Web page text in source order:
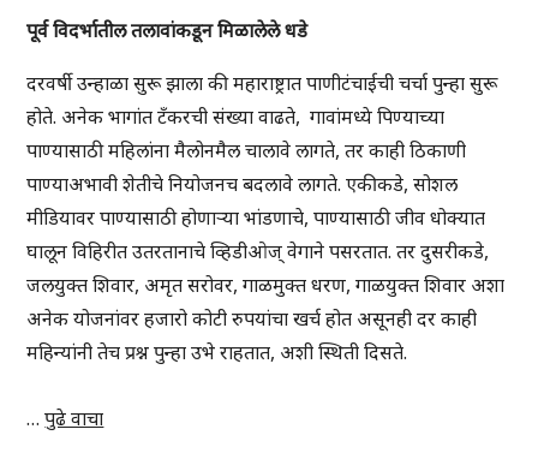
पूर्व विदर्भातील तलावांकडून मिळालेले धडे
दरवर्षी उन्हाळा सुरू झाला की महाराष्ट्रात पाणीटंचाईची चर्चा पुन्हा सुरू
होते. अनेक भागांत टँकरची संख्या वाढते, गावांमध्ये पिण्याच्या
पाण्यासाठी महिलांना मैलोनमैल चालावे लागते, तर काही ठिकाणी
पाण्याअभावी शेतीचे नियोजनच बदलावे लागते. एकीकडे, सोशल
मीडियावर पाण्यासाठी होणाऱ्या भांडणाचे, पाण्यासाठी जीव धोक्यात
घालून विहिरीत उतरतानाचे व्हिडीओज् वेगाने पसरतात. तर दुसरीकडे,
जलयुक्त शिवार, अमृत सरोवर, गाळमुक्त धरण, गाळयुक्त शिवार अशा
अनेक योजनांवर हजारो कोटी रुपयांचा खर्च होत असूनही दर काही
महिन्यांनी तेच प्रश्न पुन्हा उभे राहतात, अशी स्थिती दिसते.
…पुढे वाचा